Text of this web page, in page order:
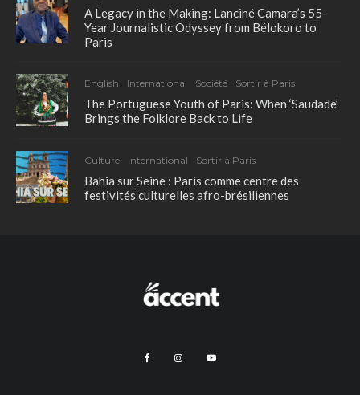
A Legacy in the Making: Lanciné Camara’s 55-
Year Journalistic Odyssey from Bélokoro to
Paris
English International Société Sortir à Paris
The Portuguese Youth of Paris: When ‘Saudade’
Brings the Folklore Back to Life
Culture International Sortir à Paris
Bahia sur Seine : Paris comme centre des
festivités culturelles afro-brésiliennes